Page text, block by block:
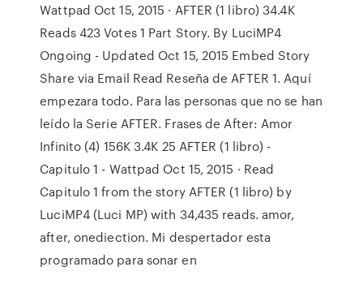
Wattpad Oct 15, 2015 · AFTER (1 libro) 34.4K
Reads 423 Votes 1 Part Story. By LuciMP4
Ongoing - Updated Oct 15, 2015 Embed Story
Share via Email Read Reseña de AFTER 1. Aquí
empezara todo. Para las personas que no se han
leído la Serie AFTER. Frases de After: Amor
Infinito (4) 156K 3.4K 25 AFTER (1 libro) -
Capitulo 1 - Wattpad Oct 15, 2015 · Read
Capitulo 1 from the story AFTER (1 libro) by
LuciMP4 (Luci MP) with 34,435 reads. amor,
after, onediection. Mi despertador esta
programado para sonar en